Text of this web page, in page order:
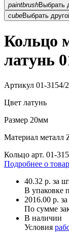
paintbrush
cubeВыбрать
Кольцо
латунь
Артикул 01-3154/
Цвет латунь
Размер 20мм
Материал металл
Кольцо арт. 01-
Подробнее о
40.32 р. за
В упаковке
2016.00 р.
По сумме
В наличии
Условия